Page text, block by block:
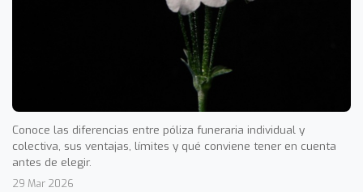
Conoce las diferencias entre póliza funeraria individual y
colectiva, sus ventajas, límites y qué conviene tener en cuenta
antes de elegir.
29 Mar 2026